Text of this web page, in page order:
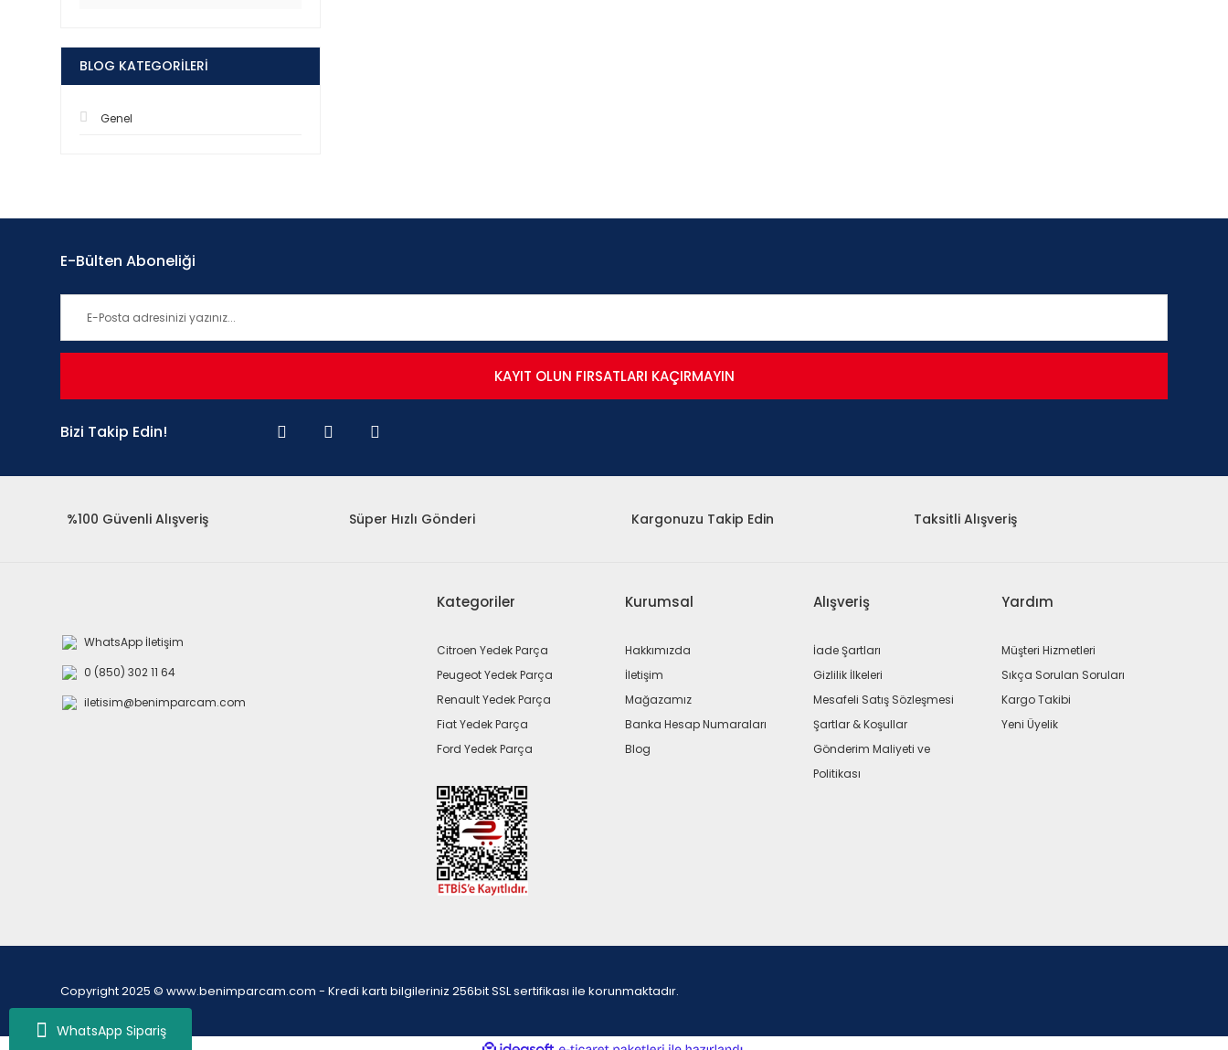
WhatsApp Sipariş
BLOG KATEGORILERI
Genel
E-Bülten Aboneliği
KAYIT OLUN FIRSATLARI KAÇIRMAYIN
Bizi Takip Edin!
%100 Güvenli Alışveriş Süper Hızlı Gönderi Kargonuzu Takip Edin Taksitli Alışveriş
WhatsApp İletişim
0 (850) 302 11 64
iletisim@benimparcam.com
Kategoriler
Citroen Yedek Parça
Peugeot Yedek Parça
Renault Yedek Parça
Fiat Yedek Parça
Ford Yedek Parça
Kurumsal
Hakkımızda
İletişim
Mağazamız
Banka Hesap Numaraları
Blog
Alışveriş
İade Şartları
Gizlilik İlkeleri
Mesafeli Satış Sözleşmesi
Şartlar & Koşullar
Gönderim Maliyeti ve
Politikası
Yardım
Müşteri Hizmetleri
Sıkça Sorulan Soruları
Kargo Takibi
Yeni Üyelik
Copyright 2025 © www.benimparcam.com - Kredi kartı bilgileriniz 256bit SSL sertifikası ile korunmaktadır.